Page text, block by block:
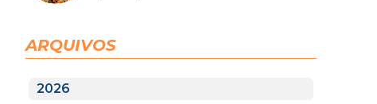
ARQUIVOS
2026